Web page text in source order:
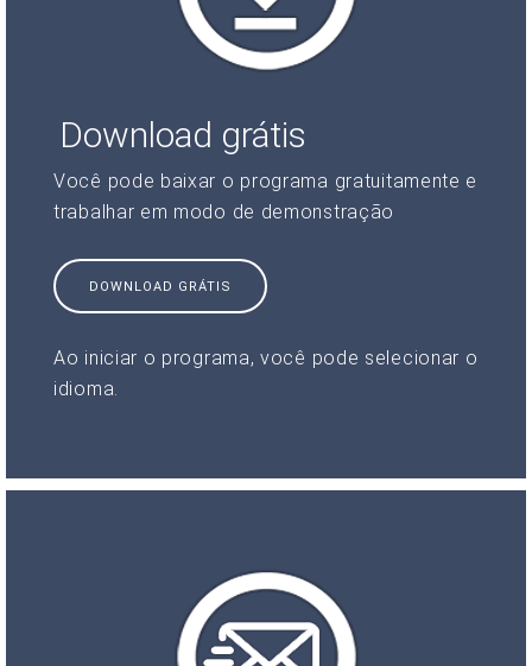
Download grátis
Você pode baixar o programa gratuitamente e
trabalhar em modo de demonstração
DOWNLOAD GRÁTIS
Ao iniciar o programa, você pode selecionar o
idioma.